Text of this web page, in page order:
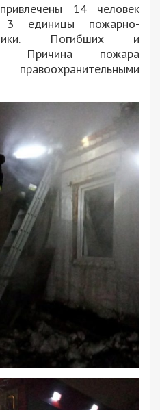
14 человек
3 единицы пожарно-
Погибших и
Причина пожара